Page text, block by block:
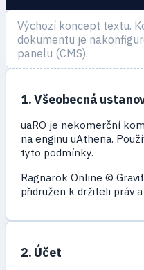
Výchozí koncept textu.
dokumentu je
panelu (CMS).
1. Všeobecná
uaRO je nekomerční
na enginu uAthena.
tyto podmínky.
Ragnarok Online ©
přidružen k držiteli práv
2. Účet